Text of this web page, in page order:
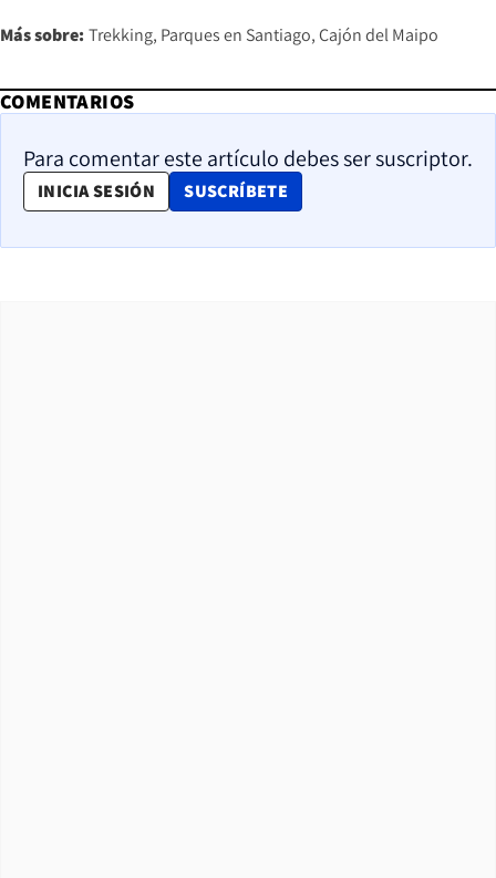
Más sobre: Trekking Parques en Santiago Cajón del Maipo
COMENTARIOS
Para comentar este artículo debes ser suscriptor.
INICIA SESIÓN SUSCRÍBETE
OPENS IN NEW WINDOW